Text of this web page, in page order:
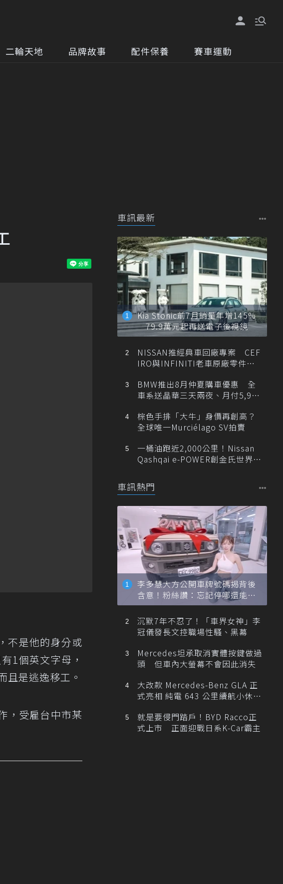
二輪天地 品牌故事 配件保養 賽車運動
不是他的身分或
1個英文字母，
且是逃逸移工。
，受雇台中市某
車訊最新
Kia Stonic前7月銷量年增145%
79.9萬元起再送電子後視鏡
NISSAN推經典車回廠專案 CEF
IRO與INFINITI老車原廠零件最
BMW推出8月仲夏購車優惠 全
車系送晶華三天兩夜、月付5,900
棕色手排「大牛」身價再創高？
全球唯一Murciélago SV拍賣
一桶油跑近2,000公里！Nissan
Qashqai e-POWER創金氏世界紀
車訊熱門
李多慧大方公開車牌號碼揭背後
含意！粉絲讚：忘記停哪還能幫
忙找車
沉默7年不忍了！「車界女神」李
冠儀發長文控職場性騷、黑幕
Mercedes坦承取消實體按鍵做過
頭 但車內大螢幕不會因此消失
大改款 Mercedes-Benz GLA 正
式亮相 純電 643 公里續航小休
就是要侵門踏戶！BYD Racco正
式上市 正面迎戰日系K-Car霸主